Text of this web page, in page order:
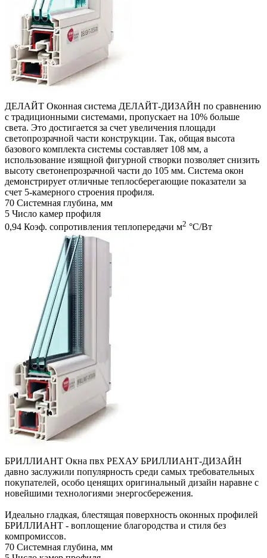
ДЕЛАЙТ Оконная система ДЕЛАЙТ-ДИЗАЙН по сравнению
с традиционными системами, пропускает на 10% больше
света. Это достигается за счет увеличения площади
светопрозрачной части конструкции. Так, общая высота
базового комплекта системы составляет 108 мм, а
использование изящной фигурной створки позволяет снизить
высоту светонепрозрачной части до 105 мм. Система окон
демонстрирует отличные теплосберегающие показатели за
счет 5-камерного строения профиля.
70 Системная глубина, мм
5 Число камер профиля
0,94 Коэф. сопротивления теплопередачи м2 °С/Вт
БРИЛЛИАНТ Окна пвх РЕХАУ БРИЛЛИАНТ-ДИЗАЙН
давно заслужили популярность среди самых требовательных
покупателей, особо ценящих оригинальный дизайн наравне с
новейшими технологиями энергосбережения.
Идеально гладкая, блестящая поверхность оконных профилей
БРИЛЛИАНТ - воплощение благородства и стиля без
компромиссов.
70 Системная глубина, мм